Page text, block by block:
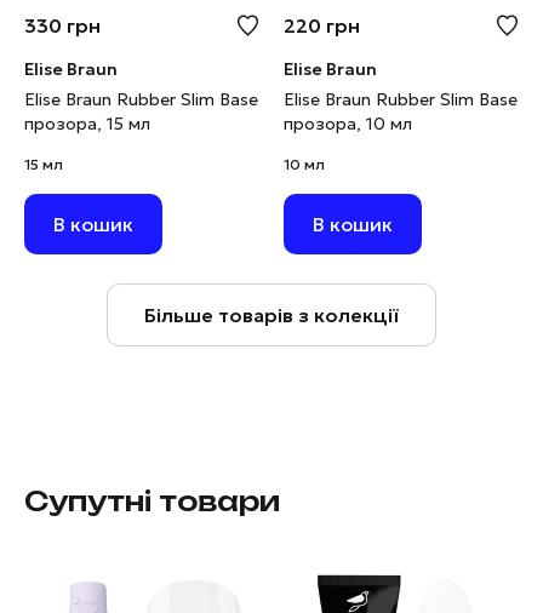
330 грн
Elise Braun
Elise Braun Rubber Slim Base
прозора, 15 мл
15 мл
В кошик
220 грн
Elise Braun
Elise Braun Rubber Slim Base
прозора, 10 мл
10 мл
В кошик
Більше товарів з колекції
Супутні товари